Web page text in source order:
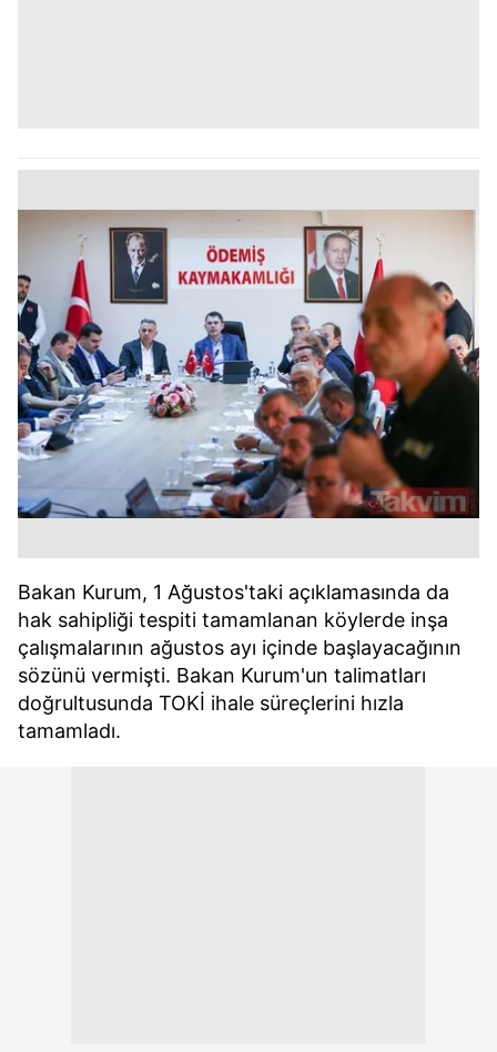
Bakan Kurum, 1 Ağustos'taki açıklamasında da
hak sahipliği tespiti tamamlanan köylerde inşa
çalışmalarının ağustos ayı içinde başlayacağının
sözünü vermişti. Bakan Kurum'un talimatları
doğrultusunda TOKİ ihale süreçlerini hızla
tamamladı.